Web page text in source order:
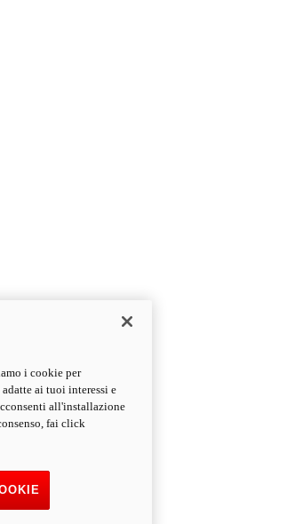
i cookie per
ai tuoi interessi e
all'installazione
fai click